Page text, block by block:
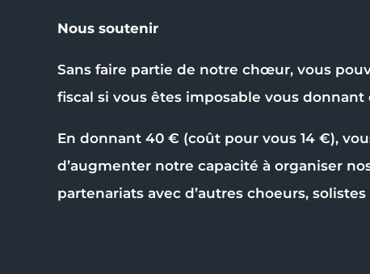
Nous soutenir
Sans faire partie de notre chœur, vous
fiscal si vous êtes imposable vous
En donnant 40 € (coût pour vous 14 €),
d’augmenter notre capacité à organiser
partenariats avec d’autres choeurs,